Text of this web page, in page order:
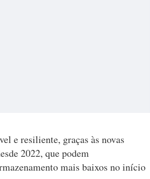
e resiliente, graças às novas
2022, que podem
mais baixos no início